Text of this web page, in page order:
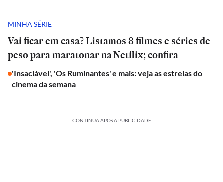
MINHA SÉRIE
Vai ficar em casa? Listamos 8 filmes e séries de
peso para maratonar na Netflix; confira
'Insaciável', 'Os Ruminantes' e mais: veja as estreias do
cinema da semana
CONTINUA APÓS A PUBLICIDADE